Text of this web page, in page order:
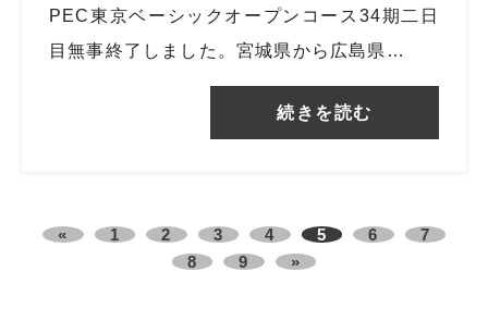
PEC東京ベーシックオープンコース34期二日
目無事終了しました。宮城県から広島県…
続きを読む
« 1 2 3 4 5 6
7
8
9 »